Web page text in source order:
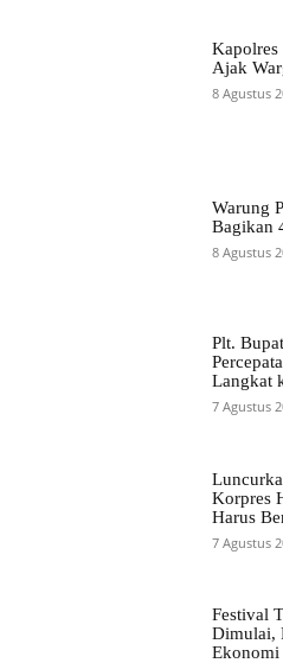
Kapolres
Ajak
8 Agustus
Warung
Bagikan
8 Agustus
Plt.
Langkat
7 Agustus
Korpres
Harus
7 Agustus
Festival
Dimulai,
Ekonomi